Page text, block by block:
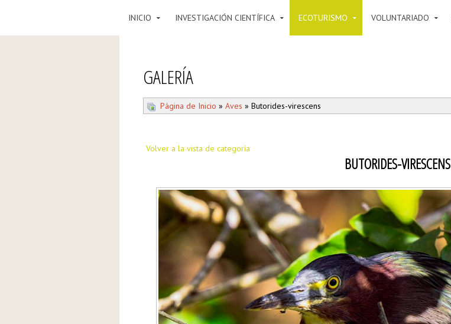
INICIO INVESTIGACIÓN CIENTÍFICA ECOTURISMO VOLUNTARIADO
GALERÍA
Página de Inicio » Aves » Butorides-virescens
Volver a la vista de categoría
BUTORIDES-VIRESCENS